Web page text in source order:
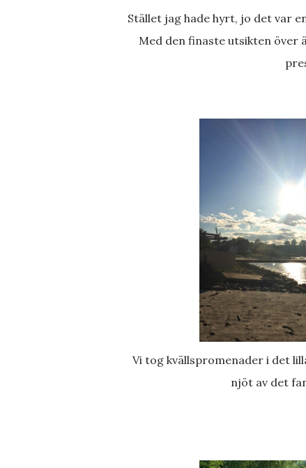
Stället jag hade hyrt, jo det var
Med den finaste utsikten över äppelodlingar, stenshuvud och havet drack vi gårdens egen
Vi tog kvällspromenader i det lilla fiskelägret och plumsade stenar, hade springtävlingar och
njöt av det